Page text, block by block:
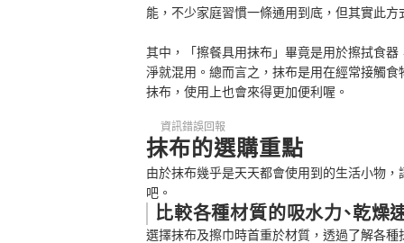
能，不少家庭習慣一條通用到底，但其實此
其中，「擦餐具用抹布」畢竟是用於擦拭食
淨就混用。總而言之，抹布是用在經常接觸
抹布，使用上也會來得更加便利喔。
資訊錯誤回報
抹布的選購重點
由於抹布幾乎是天天都會使用到的生活小物
吧。
比較各種材質的吸水力、乾燥
選擇抹布及擦巾時首重於材質，透過了解各